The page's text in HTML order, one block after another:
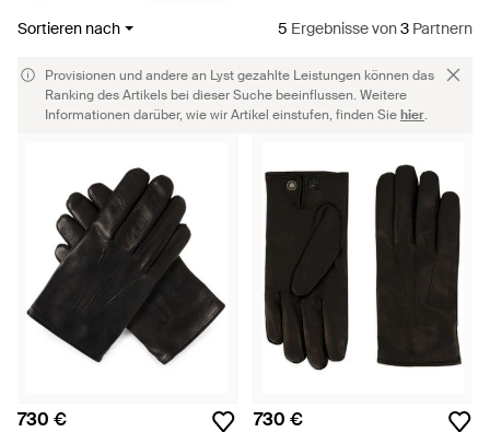
Sortieren nach 5 Ergebnissevon3 Partnern
Provisionen und andere an Lyst gezahlte Leistungen können das
Ranking des Artikels bei dieser Suche beeinflussen. Weitere
Informationen darüber, wie wir Artikel einstufen, finden Siehier.
730 € 730 €